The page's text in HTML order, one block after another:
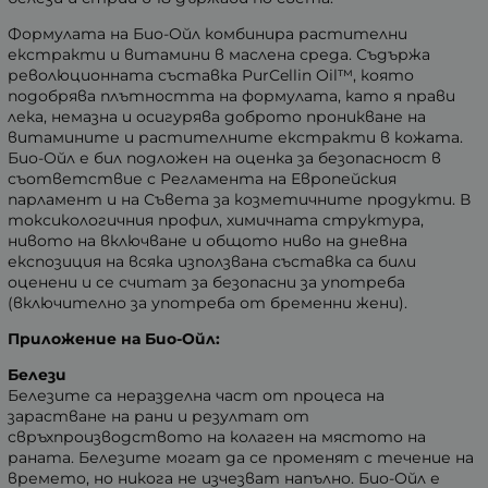
Формулата на Био-Ойл комбинира растителни
екстракти и витамини в маслена среда. Съдържа
революционната съставка PurCellin Oil™, която
подобрява плътността на формулата, като я прави
лека, немазна и осигурява доброто проникване на
витамините и растителните екстракти в кожата.
Био-Ойл е бил подложен на оценка за безопасност в
съответствие с Регламента на Европейския
парламент и на Съвета за козметичните продукти. В
токсикологичния профил, химичната структура,
нивото на включване и общото ниво на дневна
експозиция на всяка използвана съставка са били
оценени и се считат за безопасни за употреба
(включително за употреба от бременни жени).
Приложение на Био-Ойл:
Белези
Белезите са неразделна част от процеса на
зарастване на рани и резултат от
свръхпроизводството на колаген на мястото на
раната. Белезите могат да се променят с течение на
времето, но никога не изчезват напълно. Био-Ойл е